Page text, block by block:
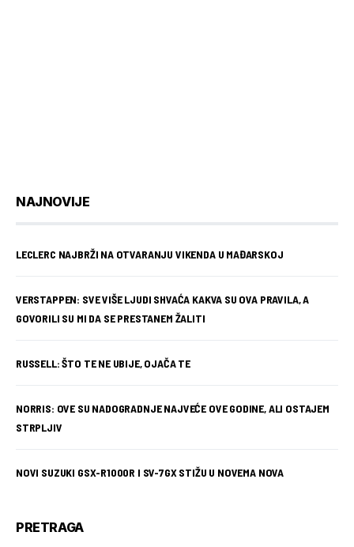
NAJNOVIJE
LECLERC NAJBRŽI NA OTVARANJU VIKENDA U MAĐARSKOJ
VERSTAPPEN: SVE VIŠE LJUDI SHVAĆA KAKVA SU OVA PRAVILA, A
GOVORILI SU MI DA SE PRESTANEM ŽALITI
RUSSELL: ŠTO TE NE UBIJE, OJAČA TE
NORRIS: OVE SU NADOGRADNJE NAJVEĆE OVE GODINE, ALI OSTAJEM
STRPLJIV
NOVI SUZUKI GSX-R1000R I SV-7GX STIŽU U NOVEMA NOVA
PRETRAGA